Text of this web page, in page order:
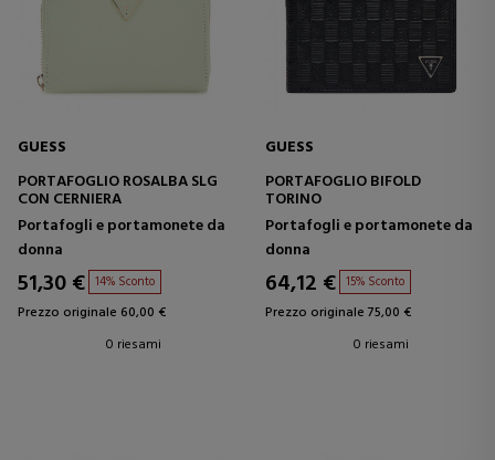
GUESS
PORTAFOGLIO ROSALBA SLG
CON CERNIERA
Portafogli e portamonete da
donna
51,30 € 14% Sconto
Prezzo originale 60,00 €
0 riesami
GUESS
PORTAFOGLIO BIFOLD
TORINO
Portafogli e portamonete da
donna
64,12 € 15% Sconto
Prezzo originale 75,00 €
0 riesami